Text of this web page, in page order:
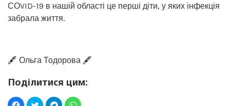
СОVID-19 в нашій області це перші діти, у яких інфекція
забрала життя.
🖋️ Ольга Тодорова 🖋️
Поділитися цим: